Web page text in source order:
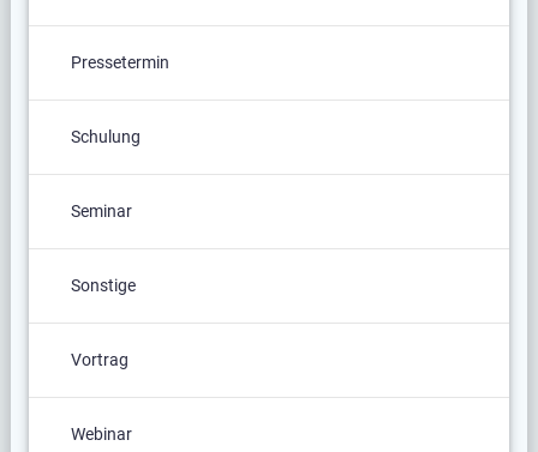
Pressetermin
Schulung
Seminar
Sonstige
Vortrag
Webinar